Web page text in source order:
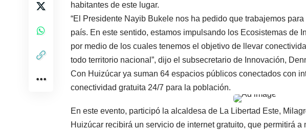
habitantes de este lugar.
“El Presidente Nayib Bukele nos ha pedido que trabajemos
país. En este sentido, estamos impulsando los Ecosistemas de
por medio de los cuales tenemos el objetivo de llevar
todo territorio nacional”, dijo el subsecretario de Innovación,
Con Huizúcar ya suman 64 espacios públicos conectados con
conectividad gratuita 24/7 para la población.
En este evento, participó la alcaldesa de La Libertad Este,
Huizúcar recibirá un servicio de internet gratuito, que permitirá a